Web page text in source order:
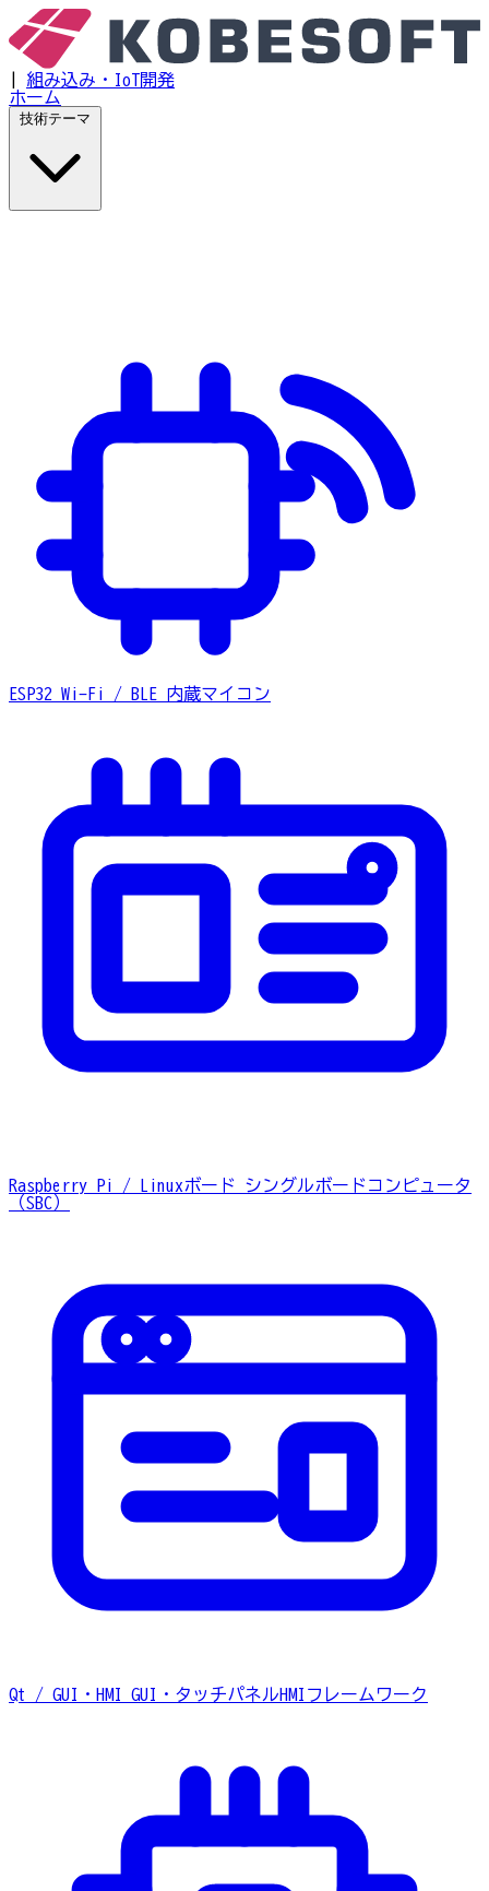
組み込み・IoT開発
ホーム
ESP32 Wi-Fi / BLE 内蔵マイコン
Raspberry Pi / Linuxボード
シングルボードコンピュータ
（SBC）
Qt / GUI・HMI GUI・タッチパネルHMIフレームワーク